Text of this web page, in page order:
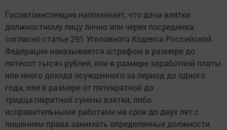
Госавтоинспекция напоминает, что дача взятки
должностному лицу лично или через посредника,
согласно статье 291 Уголовного Кодекса Российской
Федерации наказывается штрафом в размере до
пятисот тысяч рублей, или в размере заработной платы
или иного дохода осужденного за период до одного
года, или в размере от пятикратной до
тридцатикратной суммы взятки, либо
исправительными работами на срок до двух лет с
лишением права занимать определенные должности